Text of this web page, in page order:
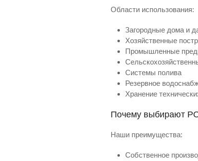
Области использования:
Загородные дома и
Хозяйственные
Промышленные
Системы полива
Резервное
Хранение
Почему выбирают
Наши преимущества:
Собственное